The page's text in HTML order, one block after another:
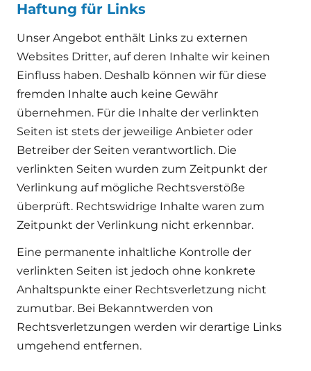
Haftung für Links
Unser Angebot enthält Links zu externen
Websites Dritter, auf deren Inhalte wir keinen
Einfluss haben. Deshalb können wir für diese
fremden Inhalte auch keine Gewähr
übernehmen. Für die Inhalte der verlinkten
Seiten ist stets der jeweilige Anbieter oder
Betreiber der Seiten verantwortlich. Die
verlinkten Seiten wurden zum Zeitpunkt der
Verlinkung auf mögliche Rechtsverstöße
überprüft. Rechtswidrige Inhalte waren zum
Zeitpunkt der Verlinkung nicht erkennbar.
Eine permanente inhaltliche Kontrolle der
verlinkten Seiten ist jedoch ohne konkrete
Anhaltspunkte einer Rechtsverletzung nicht
zumutbar. Bei Bekanntwerden von
Rechtsverletzungen werden wir derartige Links
umgehend entfernen.